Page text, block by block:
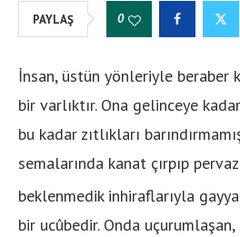
PAYLAŞ 0
İnsan, üstün yönleriyle beraber
bir varlıktır. Ona gelinceye
bu kadar zıtlıkları
semalarında kanat çırpıp
beklenmedik inhiraflarıyla
bir ucûbedir. Onda